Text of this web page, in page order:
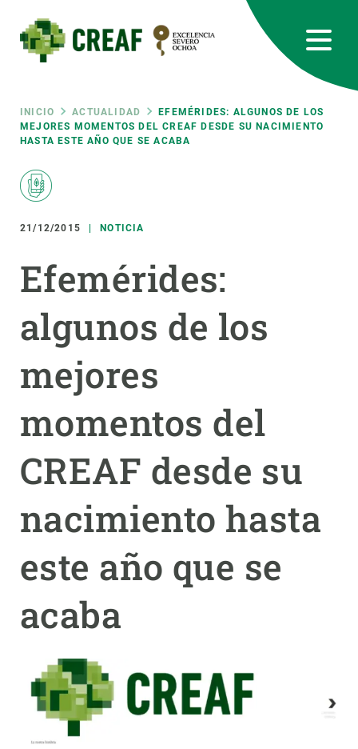
contenido
principal
Ruta
de
navegación
INICIO ACTUALIDAD
EFEMÉRIDES: ALGUNOS DE LOS
MEJORES MOMENTOS DEL CREAF DESDE SU NACIMIENTO
HASTA ESTE AÑO QUE SE ACABA
21/12/2015 NOTICIA
Efemérides:
algunos de los
mejores
momentos del
CREAF desde su
nacimiento hasta
este año que se
acaba
RRSS
Featured
responsive
Responsive
menu
INVESTIGACIÓN
CIENCIA EN ACCIÓN
NOTICIAS Y AGENDA